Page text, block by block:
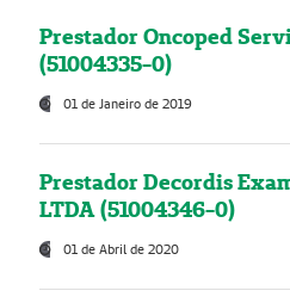
Prestador Oncoped
(51004335-0)
01 de Janeiro de 2019
Prestador Decordis
LTDA (51004346-0)
01 de Abril de 2020